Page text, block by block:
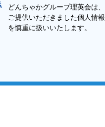
どんちゃかグループ理英会は、
ご提供いただきました個人情報
を慎重に扱いいたします。